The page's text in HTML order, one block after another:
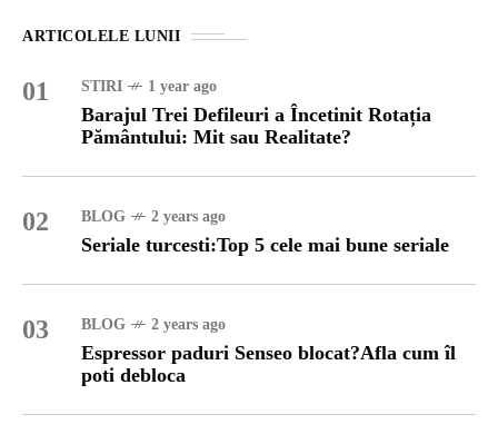
ARTICOLELE LUNII
01 STIRI 1 year ago
Barajul Trei Defileuri a Încetinit Rotația
Pământului: Mit sau Realitate?
02 BLOG 2 years ago
Seriale turcesti:Top 5 cele mai bune seriale
03 BLOG 2 years ago
Espressor paduri Senseo blocat?Afla cum îl
poti debloca